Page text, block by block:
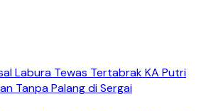
Labura Tewas Tertabrak KA Putri
Tanpa Palang di Sergai